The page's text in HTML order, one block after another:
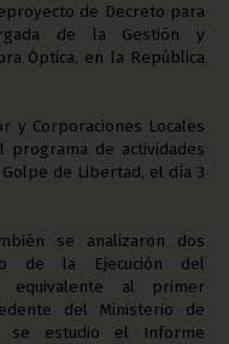
de Decreto para
de la Gestión y
Óptica, en la República
y Corporaciones Locales
de actividades
de Libertad, el día 3
se analizaron dos
de la Ejecución del
equivalente al primer
del Ministerio de
se estudio el Informe